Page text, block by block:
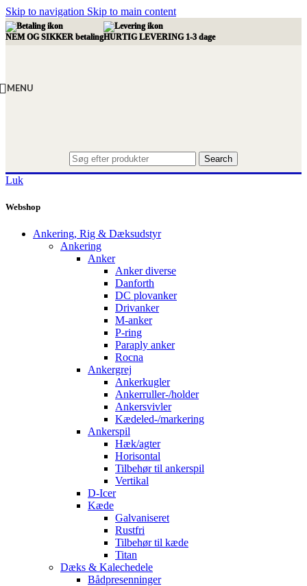
Skip to navigation Skip to main content
NEM OG SIKKER betalingHURTIG LEVERING 1-3 dage
MENU
Search
Luk
Webshop
Ankering, Rig & Dæksudstyr
Ankering
Anker
Anker diverse
Danforth
DC plovanker
Drivanker
M-anker
P-ring
Paraply anker
Rocna
Ankergrej
Ankerkugler
Ankerruller-/holder
Ankersvivler
Kædeled-/markering
Ankerspil
Hæk/agter
Horisontal
Tilbehør til ankerspil
Vertikal
D-Icer
Kæde
Galvaniseret
Rustfri
Tilbehør til kæde
Titan
Dæks & Kalechedele
Bådpresenninger